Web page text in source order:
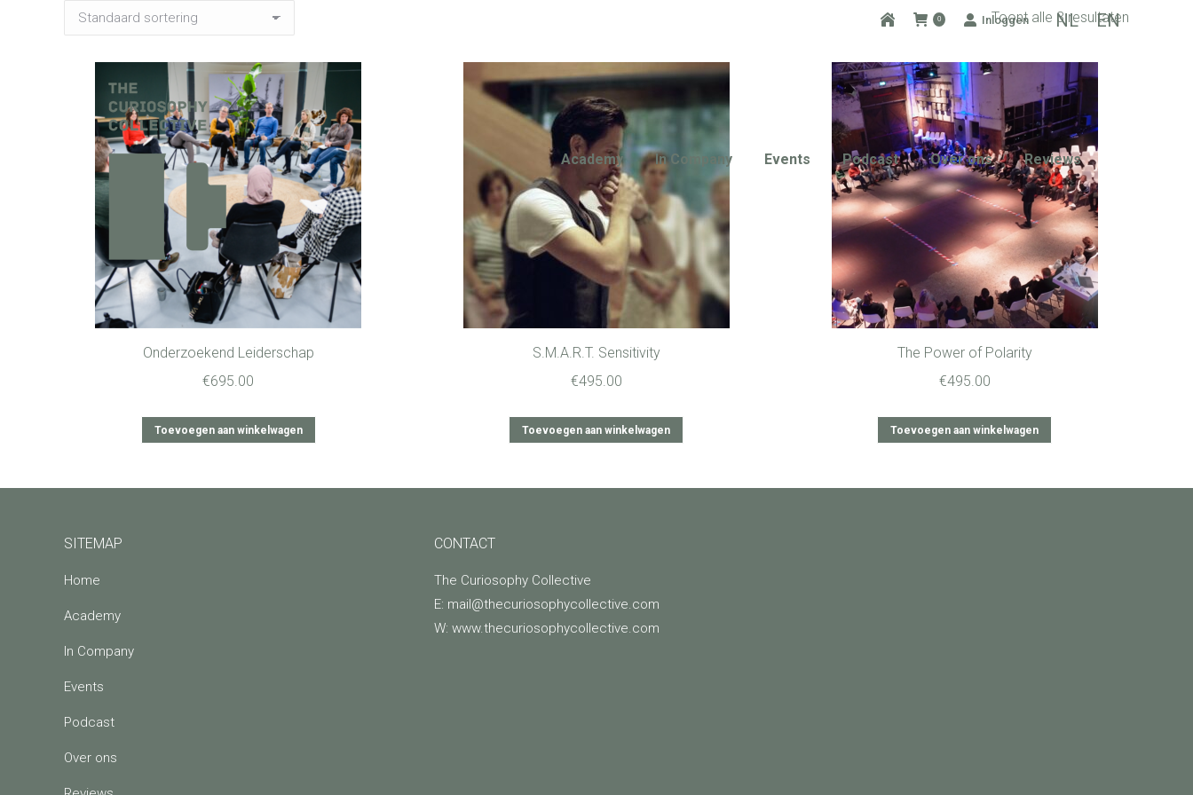
0 Inloggen NL EN
Academy In Company Events Podcast Over ons Reviews
Toont alle 3 resultaten
Onderzoekend Leiderschap
€695.00
Toevoegen aan winkelwagen
S.M.A.R.T. Sensitivity
€495.00
Toevoegen aan winkelwagen
The Power of Polarity
€495.00
Toevoegen aan winkelwagen
SITEMAP
Home
Academy
In Company
Events
Podcast
Over ons
CONTACT
The Curiosophy Collective
E: mail@thecuriosophycollective.com
W: www.thecuriosophycollective.com